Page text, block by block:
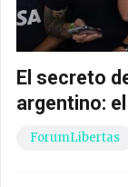
El secreto
argentino:
ForumLibertas